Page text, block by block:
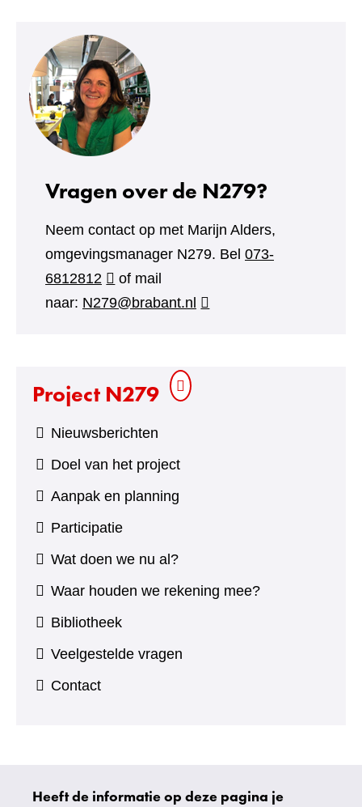
Vragen over de N279?
Neem contact op met Marijn Alders,
omgevingsmanager N279. Bel 073-
6812812
of mail
naar: N279@brabant.nl
Project N279
Nieuwsberichten
Doel van het project
Aanpak en planning
Participatie
Wat doen we nu al?
Waar houden we rekening mee?
Bibliotheek
Veelgestelde vragen
Contact
Uw
Heeft de informatie op deze pagina je